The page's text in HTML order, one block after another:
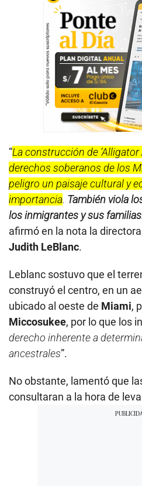
“La construcción de ‘Alligator
derechos soberanos de los
peligro un paisaje cultural y
importancia. También viola
los inmigrantes y sus familias
afirmó en la nota la
Judith LeBlanc.
Leblanc sostuvo que el
construyó el centro, en un
ubicado al oeste de Miami,
Miccosukee, por lo que los
derecho inherente a
ancestrales”.
No obstante, lamentó que
consultaran a la hora de